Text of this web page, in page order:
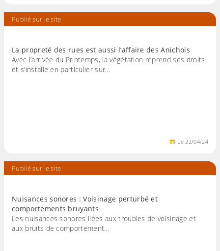
Publié sur le site
La propreté des rues est aussi l’affaire des Anichois
Avec l’arrivée du Printemps, la végétation reprend ses droits
et s’installe en particulier sur…
Le22/04/24
Publié sur le site
Nuisances sonores : Voisinage perturbé et
comportements bruyants
Les nuisances sonores liées aux troubles de voisinage et
aux bruits de comportement…